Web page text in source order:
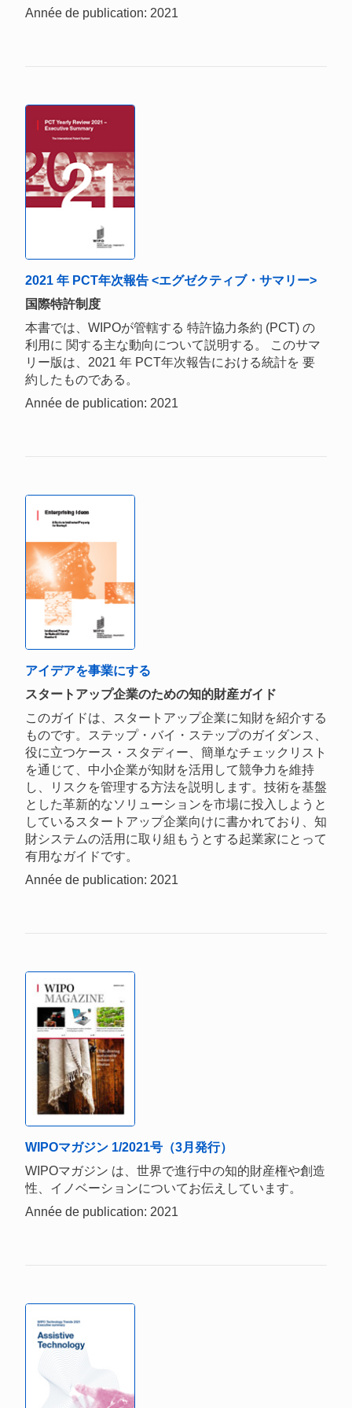
Année de publication: 2021
2021 年 PCT年次報告 <エグゼクティブ・サマリー>
国際特許制度
本書では、WIPOが管轄する 特許協力条約 (PCT) の
利用に 関する主な動向について説明する。 このサマ
リー版は、2021 年 PCT年次報告における統計を 要
約したものである。
Année de publication: 2021
アイデアを事業にする
スタートアップ企業のための知的財産ガイド
このガイドは、スタートアップ企業に知財を紹介する
ものです。ステップ・バイ・ステップのガイダンス、
役に立つケース・スタディー、簡単なチェックリスト
を通じて、中小企業が知財を活用して競争力を維持
し、リスクを管理する方法を説明します。技術を基盤
とした革新的なソリューションを市場に投入しようと
しているスタートアップ企業向けに書かれており、知
財システムの活用に取り組もうとする起業家にとって
有用なガイドです。
Année de publication: 2021
WIPOマガジン 1/2021号（3月発行）
WIPOマガジン は、世界で進行中の知的財産権や創造
性、イノベーションについてお伝えしています。
Année de publication: 2021